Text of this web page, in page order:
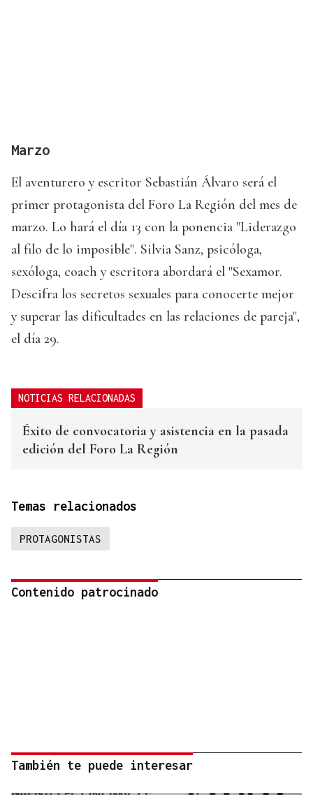
Marzo
El aventurero y escritor Sebastián Álvaro será el
primer protagonista del Foro La Región del mes de
marzo. Lo hará el día 13 con la ponencia "Liderazgo
al filo de lo imposible". Silvia Sanz, psicóloga,
sexóloga, coach y escritora abordará el "Sexamor.
Descifra los secretos sexuales para conocerte mejor
y superar las dificultades en las relaciones de pareja",
el día 29.
NOTICIAS RELACIONADAS
Éxito de convocatoria y asistencia en la pasada
edición del Foro La Región
Temas relacionados
PROTAGONISTAS
Contenido patrocinado
También te puede interesar